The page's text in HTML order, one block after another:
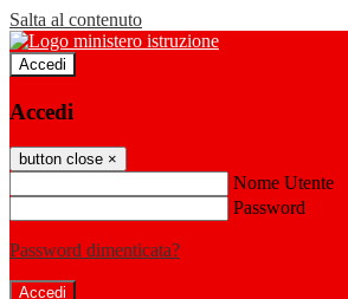
Salta al contenuto
Accedi
Accedi
button close ×
Nome Utente
Password
Password dimenticata?